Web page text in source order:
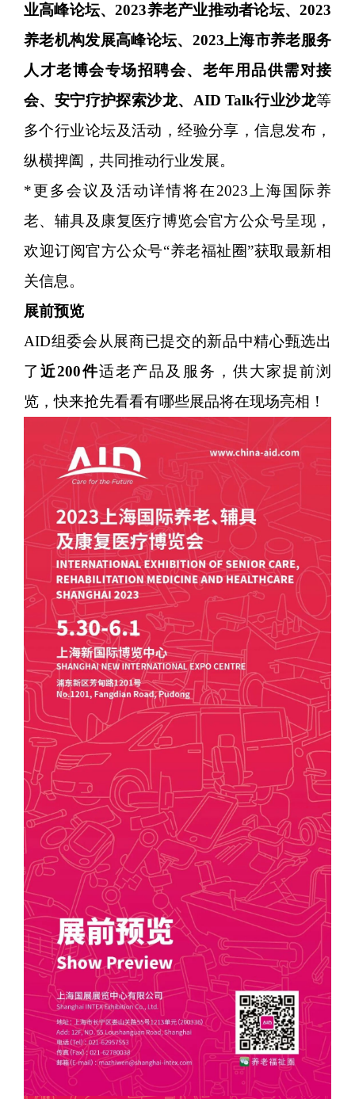
业高峰论坛、2023养老产业推动者论坛、2023
养老机构发展高峰论坛、2023上海市养老服务
人才老博会专场招聘会、老年用品供需对接
会、安宁疗护探索沙龙、AID Talk行业沙龙等
多个行业论坛及活动，经验分享，信息发布，
纵横捭阖，共同推动行业发展。
*更多会议及活动详情将在2023上海国际养
老、辅具及康复医疗博览会官方公众号呈现，
欢迎订阅官方公众号“养老福祉圈”获取最新相
关信息。
展前预览
AID组委会从展商已提交的新品中精心甄选出
了近200件适老产品及服务，供大家提前浏
览，快来抢先看看有哪些展品将在现场亮相！